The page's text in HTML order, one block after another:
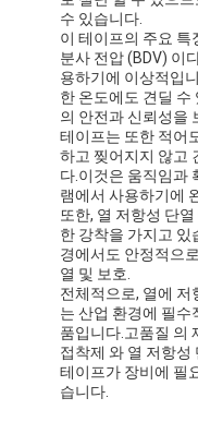
수 있습니다.
이 테이프의 주요 특
분사 전압 (BDV) 이
용하기에 이상적입
한 온도에도 견딜 수
의 안전과 신뢰성을
테이프는 또한 적어
하고 찢어지지 않고
다.이것은 움직임과
램에서 사용하기에
또한, 열 저항성 단
한 강착을 가지고 있
경에서도 안정적으
열 및 보호.
전체적으로, 열에 저
는 산업 환경에 필수
품입니다.고품질 의
접착제 와 열 저항성
테이프가 장비에 필
습니다.